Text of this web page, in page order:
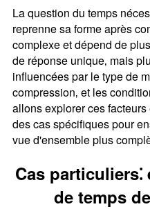
La question du temps
reprenne sa forme après
complexe et dépend de
de réponse unique‚ mais
influencées par le type de
compression‚ et les
allons explorer ces
des cas spécifiques pour
vue d'ensemble plus
Cas
de temps